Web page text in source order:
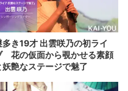
多き19才 出雲咲乃の初ライ
花の仮面から覗かせる素顔
妖艶なステージで魅了